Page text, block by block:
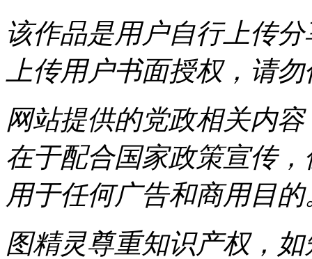
该作品是用户自行上传
上传用户书面授权，请
网站提供的党政相关内
在于配合国家政策宣传
用于任何广告和商用目的
图精灵尊重知识产权，